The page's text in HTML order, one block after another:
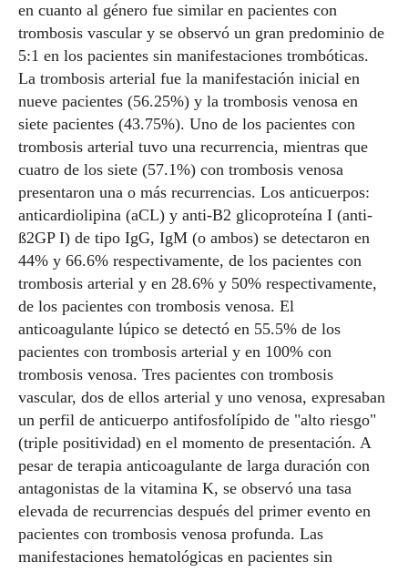
en cuanto al género fue similar en pacientes con
trombosis vascular y se observó un gran predominio de
5:1 en los pacientes sin manifestaciones trombóticas.
La trombosis arterial fue la manifestación inicial en
nueve pacientes (56.25%) y la trombosis venosa en
siete pacientes (43.75%). Uno de los pacientes con
trombosis arterial tuvo una recurrencia, mientras que
cuatro de los siete (57.1%) con trombosis venosa
presentaron una o más recurrencias. Los anticuerpos:
anticardiolipina (aCL) y anti-B2 glicoproteína I (anti-
ß2GP I) de tipo IgG, IgM (o ambos) se detectaron en
44% y 66.6% respectivamente, de los pacientes con
trombosis arterial y en 28.6% y 50% respectivamente,
de los pacientes con trombosis venosa. El
anticoagulante lúpico se detectó en 55.5% de los
pacientes con trombosis arterial y en 100% con
trombosis venosa. Tres pacientes con trombosis
vascular, dos de ellos arterial y uno venosa, expresaban
un perfil de anticuerpo antifosfolípido de "alto riesgo"
(triple positividad) en el momento de presentación. A
pesar de terapia anticoagulante de larga duración con
antagonistas de la vitamina K, se observó una tasa
elevada de recurrencias después del primer evento en
pacientes con trombosis venosa profunda. Las
manifestaciones hematológicas en pacientes sin